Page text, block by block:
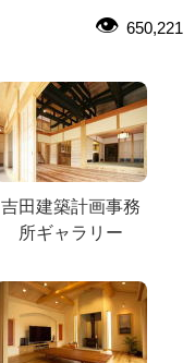
650,221
吉田建築計画事務
所ギャラリー